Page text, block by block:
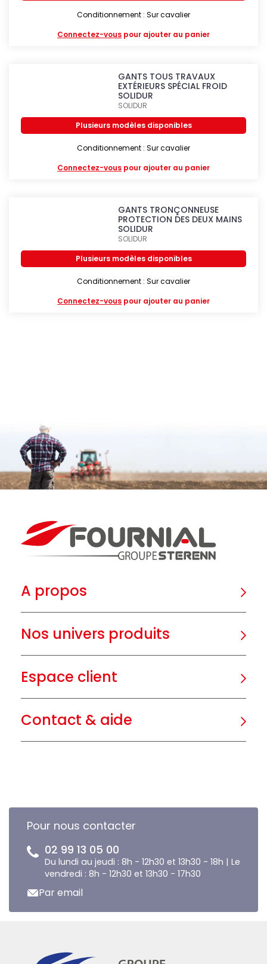
Conditionnement : Sur cavalier
Connectez-vous pour ajouter au panier
GANTS TOUS TRAVAUX
EXTÉRIEURS SPÉCIAL FROID
SOLIDUR
SOLIDUR
Plusieurs modèles disponibles
Conditionnement : Sur cavalier
Connectez-vous pour ajouter au panier
GANTS TRONÇONNEUSE
PROTECTION DES DEUX MAINS
SOLIDUR
SOLIDUR
Plusieurs modèles disponibles
Conditionnement : Sur cavalier
Connectez-vous pour ajouter au panier
A propos
Nos univers produits
Espace client
Contact & aide
Pour nous contacter
02 99 13 05 00
Du lundi au jeudi : 8h - 12h30 et 13h30 - 18h | Le
vendredi : 8h - 12h30 et 13h30 - 17h30
Par email